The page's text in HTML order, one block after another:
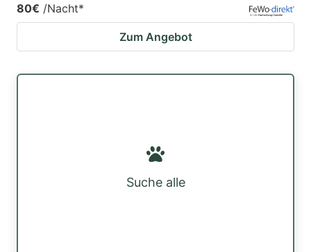
80€ /Nacht*
Zum Angebot
Suche alle